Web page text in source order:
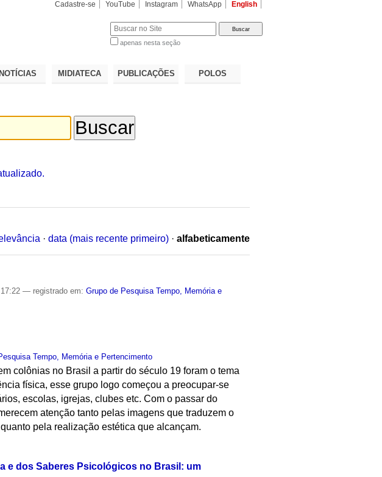
Cadastre-se YouTube Instagram WhatsApp English
apenas nesta seção
NOTÍCIAS MIDIATECA PUBLICAÇÕES POLOS
· data (mais recente primeiro) · alfabeticamente
17:22— registrado em:Grupo de Pesquisa Tempo, Memória e
Tempo, Memória e Pertencimento
colônias no Brasil a partir do século 19 foram o tema
física, esse grupo logo começou a preocupar-se
escolas, igrejas, clubes etc. Com o passar do
atenção tanto pelas imagens que traduzem o
pela realização estética que alcançam.
e dos Saberes Psicológicos no Brasil: um